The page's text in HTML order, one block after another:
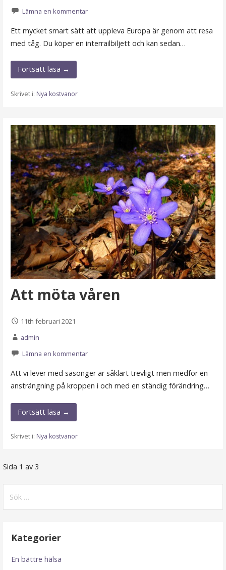
Lämna en kommentar
Ett mycket smart sätt att uppleva Europa är genom att resa
med tåg. Du köper en interrailbiljett och kan sedan…
Fortsätt läsa →
Skrivet i: Nya kostvanor
Att möta våren
11th februari 2021
admin
Lämna en kommentar
Att vi lever med säsonger är såklart trevligt men medför en
ansträngning på kroppen i och med en ständig förändring…
Fortsätt läsa →
Skrivet i: Nya kostvanor
Inlägg-
navigering
Sida 1 av 3
efter:
Kategorier
En bättre hälsa